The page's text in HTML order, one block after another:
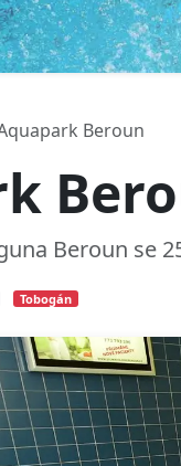
Beroun
Beroun se
Tobogán